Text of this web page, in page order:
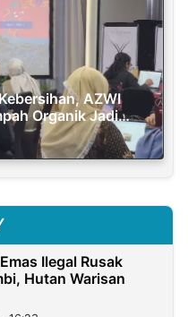
AZWI
Organik Jadi
Ilegal Rusak
Hutan Warisan